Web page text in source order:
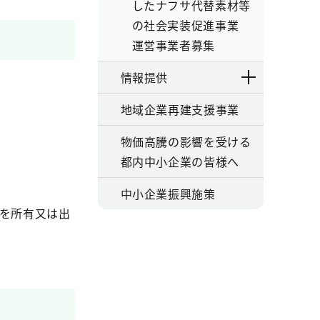
所有又は出
したナフサ代替素材等
の社会実装促進事業
運営事業者募集
情報提供
地域企業再建支援事業
物価高騰の影響を受ける
都内中小企業の皆様へ
中小企業振興施策